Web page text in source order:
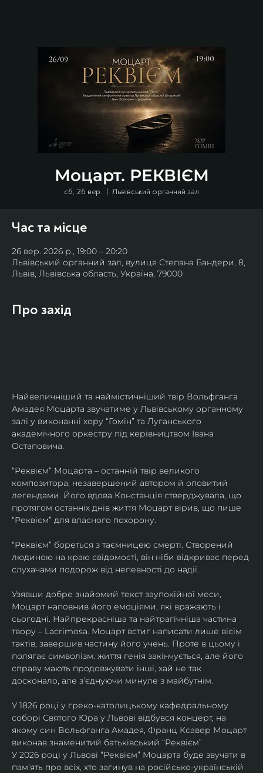
Моцарт. РЕКВІЄМ
сб, 26 вер.
  |
Львівський органний зал
Час та місце
26 вер. 2026 р., 19:00 – 20:20
Львівський органний зал, вулиця Степана Бандери, 8,
Львів, Львівська область, Україна, 79000
Про захід
Найвеличніший та наймістичніший твір Вольфганга
Амадея Моцарта звучатиме у Львівському органному
залі у виконанні хору “Гомін” та Луганського
академічного оркестру під керівництвом Івана
Остаповича.
“Реквієм” Моцарта – останній твір великого
композитора, незавершений автором й оповитий
легендами. Його вдова Констанція стверджувала, що
протягом останніх днів життя Моцарт вірив, що пише
“Реквієм” для власного похорону.
“Реквієм” бореться з таємницею смерті. Створений
людиною на краю свідомості, він ніби відкриває перед
слухачами подорож від непевності до надії.
Узявши добре знайомий текст заупокійної меси,
Моцарт наповнив його емоціями, які вражають і
сьогодні. Найпрекрасніша та найтрагічніша частина
твору – Lacrimosa. Моцарт встиг написати лише вісім
тактів, завершив частину його учень. Проте в цьому і
полягає символізм: життя генія закінчується, але його
справу мають продовжувати інші, хай не так
досконало, але зʼєднуючи минуле з майбутнім.
У 1826 році у греко-католицькому кафедральному
соборі Святого Юра у Львові відбувся концерт, на
якому син Вольфганга Амадея, Франц Ксавер Моцарт
виконав знаменитий батьківський “Реквієм”.
У 2026 році у Львові “Реквієм” Моцарта буде звучати в
памʼять про всіх, хто загинув на російсько-українській